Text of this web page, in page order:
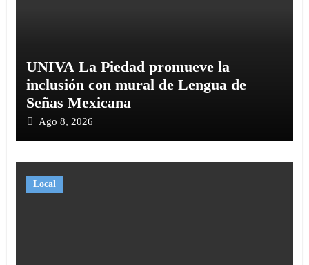
UNIVA La Piedad promueve la
inclusión con mural de Lengua de
Señas Mexicana
Ago 8, 2026
Local